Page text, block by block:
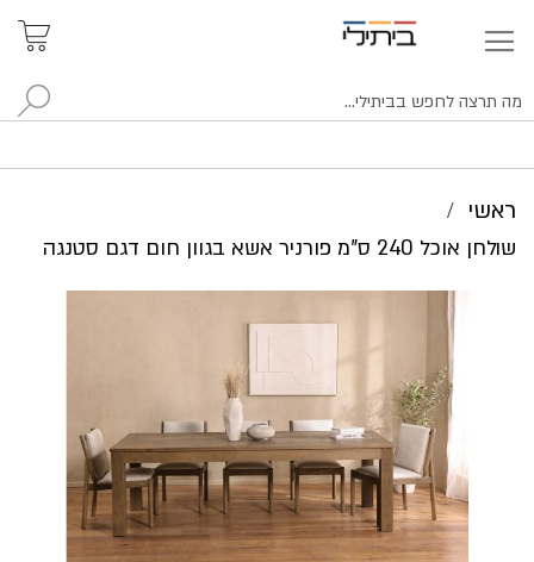
ראשי
שולחן אוכל 240 ס"מ פורניר אשא בגוון חום דגם סטנגה